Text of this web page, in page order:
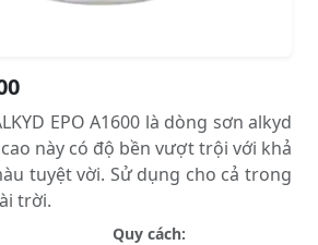
EPO A1600 là dòng sơn alkyd
này có độ bền vượt trội với khả
tuyệt vời. Sử dụng cho cả trong
trời.
Quy cách: